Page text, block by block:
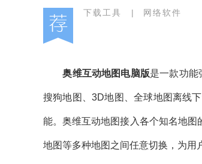
下载工具 | 网络软件
奥维互动地图电脑版是一款功能
搜狗地图、3D地图、全球地图离线
能。奥维互动地图接入各个知名地
地图等多种地图之间任意切换，为用